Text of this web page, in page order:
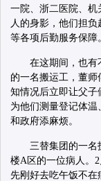
一院、浙二医院、机
人的身影，他们担
等各项后勤服务保障。
在这期间，也有
的一名搬运工，董师
知情况后立即让父子
为他们测量登记体
和政府添麻烦。
三替集团的一名
楼A区的一位病人。
先刚好去吃午饭不在